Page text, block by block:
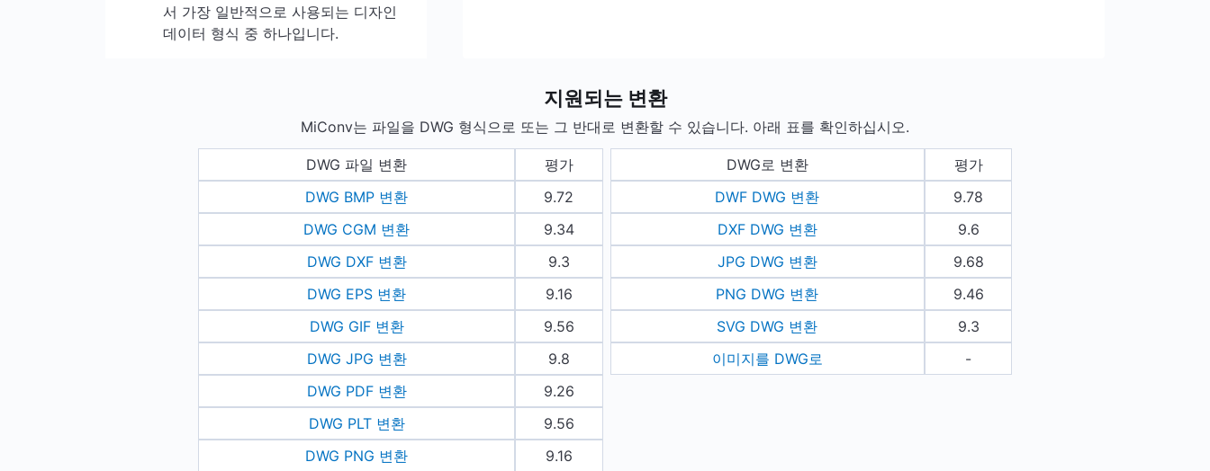
서 가장 일반적으로 사용되는 디자인
데이터 형식 중 하나입니다.
지원되는 변환
MiConv는 파일을 DWG 형식으로 또는 그 반대로 변환할 수 있습니다. 아래 표를 확인하십시오.
DWG 파일 변환
평가
DWG BMP 변환
9.72
DWG CGM 변환
9.34
DWG DXF 변환
9.3
DWG EPS 변환
9.16
DWG GIF 변환
9.56
DWG JPG 변환
9.8
DWG PDF 변환
9.26
DWG PLT 변환
9.56
DWG PNG 변환
9.16
DWG로 변환
평가
DWF DWG 변환
9.78
DXF DWG 변환
9.6
JPG DWG 변환
9.68
PNG DWG 변환
9.46
SVG DWG 변환
9.3
이미지를 DWG로
-